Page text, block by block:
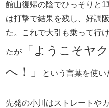
館山復帰の陰でひっそりと1
は打撃で結果を残し、好調
た。これで大引も乗って行
たが
「ようこそヤ
へ！」
という言葉を使い
先発の小川はストレートや